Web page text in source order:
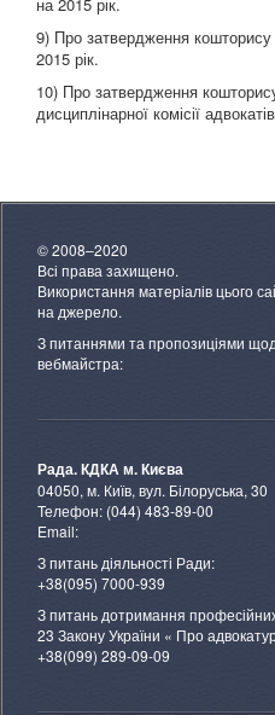
9) Про затвердження
2015 рік.
10) Про затвердження
дисциплінарної комісії
© 2008–2020
Всі права захищено.
Використання матеріалів цього
на джерело.
З питаннями та пропозиціями
вебмайстра:
Рада. КДКА м. Києва
04050, м. Київ, вул. Білоруська, 30
Телефон: (044) 483-89-00
Email:
З питань діяльності Ради:
+38(095) 7000-939
З питань дотримання
23 Закону України « Про
+38(099) 289-09-09